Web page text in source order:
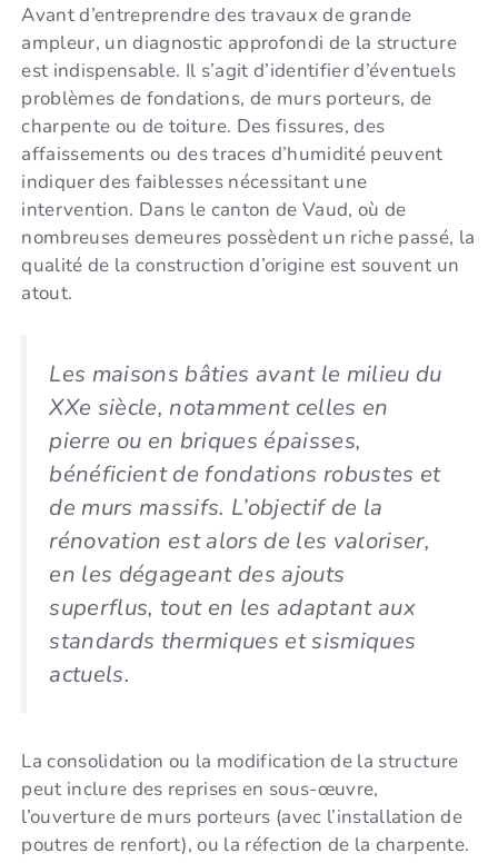
Avant d’entreprendre des travaux de grande
ampleur, un diagnostic approfondi de la structure
est indispensable. Il s’agit d’identifier d’éventuels
problèmes de fondations, de murs porteurs, de
charpente ou de toiture. Des fissures, des
affaissements ou des traces d’humidité peuvent
indiquer des faiblesses nécessitant une
intervention. Dans le canton de Vaud, où de
nombreuses demeures possèdent un riche passé, la
qualité de la construction d’origine est souvent un
atout.
Les maisons bâties avant le milieu du
XXe siècle, notamment celles en
pierre ou en briques épaisses,
bénéficient de fondations robustes et
de murs massifs. L’objectif de la
rénovation est alors de les valoriser,
en les dégageant des ajouts
superflus, tout en les adaptant aux
standards thermiques et sismiques
actuels.
La consolidation ou la modification de la structure
peut inclure des reprises en sous-œuvre,
l’ouverture de murs porteurs (avec l’installation de
poutres de renfort), ou la réfection de la charpente.